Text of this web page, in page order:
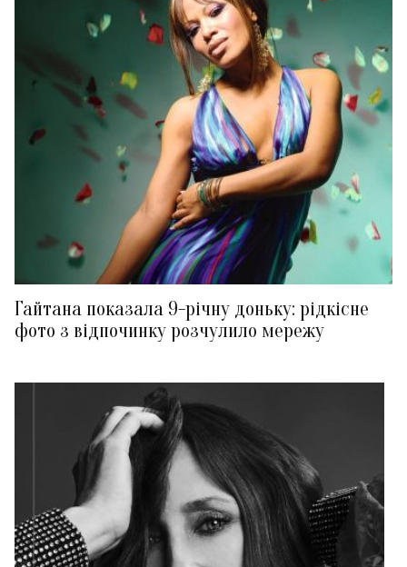
Гайтана показала 9-річну доньку: рідкісне
фото з відпочинку розчулило мережу